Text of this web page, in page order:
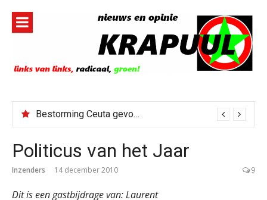
inhoud
Bestorming Ceuta gevolg van op sociale media verspreide hoax?
Politicus van het Jaar
Inzenders 14 december 2010 9
Dit is een gastbijdrage van: Laurent